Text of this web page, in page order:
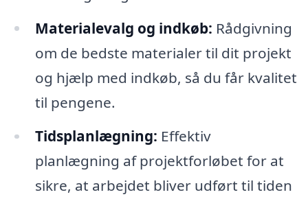
Materialevalg og indkøb: Rådgivning
om de bedste materialer til dit projekt
og hjælp med indkøb, så du får kvalitet
til pengene.
Tidsplanlægning: Effektiv
planlægning af projektforløbet for at
sikre, at arbejdet bliver udført til tiden